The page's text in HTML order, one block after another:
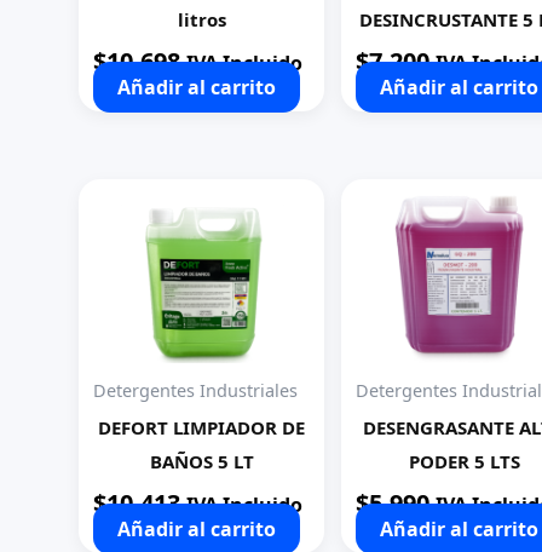
litros
$10.698 IVA Incluido
Añadir al carrito
DESINCRUSTANTE 5
$7.200 IVA
Añadir al carrito
Detergentes Industriales
DEFORT LIMPIADOR DE
BAÑOS 5 LT
$10.413 IVA Incluido
Añadir al carrito
Detergentes
DESENGRASANTE
PODER 5 LTS
$5.990 IVA
Añadir al carrito